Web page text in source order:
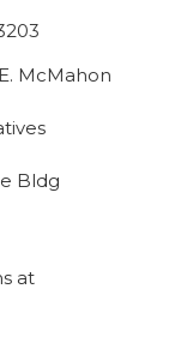
McMahon
Bldg
at